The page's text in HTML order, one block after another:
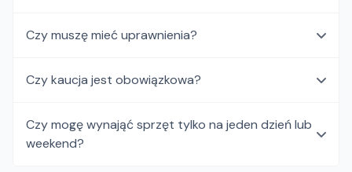
Czy muszę mieć uprawnienia?
Czy kaucja jest obowiązkowa?
Czy mogę wynająć sprzęt tylko na jeden dzień lub
weekend?